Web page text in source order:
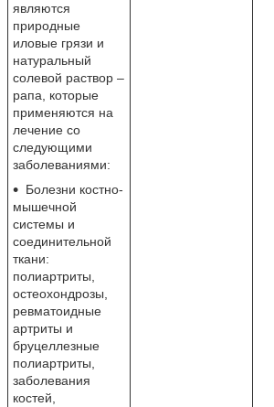
являются
природные
иловые грязи и
натуральный
солевой раствор –
рапа, которые
применяются на
лечение со
следующими
заболеваниями:
Болезни костно-
мышечной
системы и
соединительной
ткани:
полиартриты,
остеохондрозы,
ревматоидные
артриты и
бруцеллезные
полиартриты,
заболевания
костей,